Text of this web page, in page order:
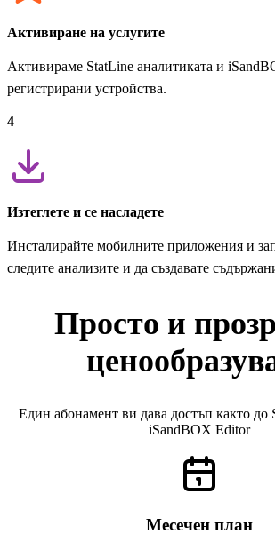
Активиране на услугите
Активираме StatLine аналитиката и
регистрирани устройства.
4
Изтеглете и се насладете
Инсталирайте мобилните приложения и
следите анализите и да създавате
Просто и
Един абонамент ви дава достъп както до
iSandBOX Editor
Месечен план